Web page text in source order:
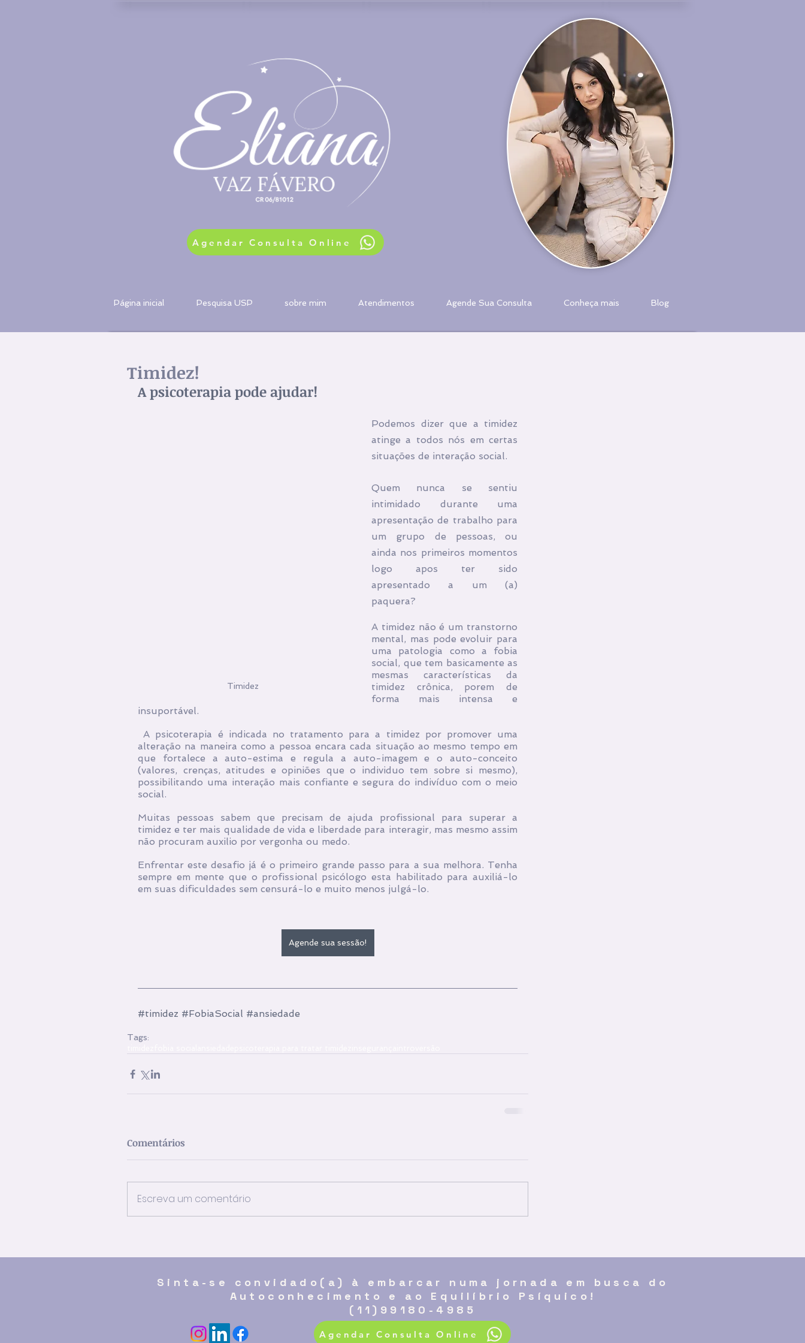
Agendar Consulta Online
Página inicial Pesquisa USP sobre mim Atendimentos Agende Sua Consulta Conheça mais Blog
Timidez!
A psicoterapia pode ajudar!
Timidez
Podemos dizer que a timidez
atinge a todos nós em certas
situações de interação social.
Quem nunca se sentiu
intimidado durante uma
apresentação de trabalho para
um grupo de pessoas, ou
ainda nos primeiros momentos
logo apos ter sido
apresentado a um (a)
paquera?
A timidez não é um transtorno
mental, mas pode evoluir para
uma patologia como a fobia
social, que tem basicamente as
mesmas características da
timidez crônica, porem de
forma mais intensa e
insuportável.
A psicoterapia é indicada no tratamento para a timidez por promover uma
alteração na maneira como a pessoa encara cada situação ao mesmo tempo em
que fortalece a auto-estima e regula a auto-imagem e o auto-conceito
(valores, crenças, atitudes e opiniões que o individuo tem sobre si mesmo),
possibilitando uma interação mais confiante e segura do indivíduo com o meio
social.
Muitas pessoas sabem que precisam de ajuda profissional para superar a
timidez e ter mais qualidade de vida e liberdade para interagir, mas mesmo assim
não procuram auxilio por vergonha ou medo.
Enfrentar este desafio já é o primeiro grande passo para a sua melhora. Tenha
sempre em mente que o profissional psicólogo esta habilitado para auxiliá-lo
em suas dificuldades sem censurá-lo e muito menos julgá-lo.
Agende sua sessão!
#timidez #FobiaSocial #ansiedade
Tags:
Comentários
Escreva um comentário
Sinta-se convidado(a) à embarcar numa jornada em busca do
Autoconhecimento e ao Equilíbrio Psíquico!
(11)99180-4985
Agendar Consulta Online